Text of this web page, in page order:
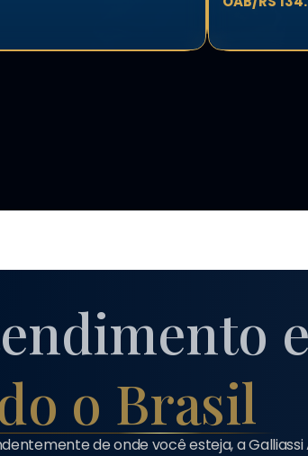
o Brasil
de onde você esteja, a